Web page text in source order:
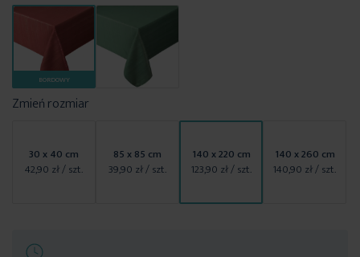
BORDOWY
Zmień rozmiar
30 x 40 cm
42,90 zł/ szt.
85 x 85 cm
39,90 zł/ szt.
140 x 220 cm
123,90 zł/ szt.
140 x 260 cm
140,90 zł/ szt.